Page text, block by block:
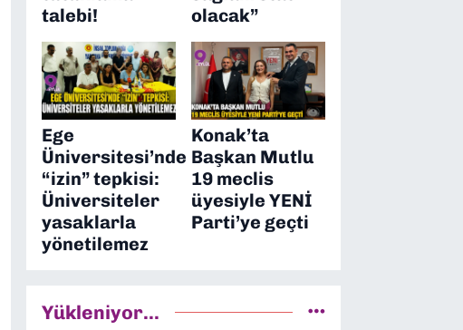
talebi!
olacak”
Ege
Üniversitesi’nde
“izin” tepkisi:
Üniversiteler
yasaklarla
yönetilemez
Konak’ta
Başkan Mutlu
19 meclis
üyesiyle YENİ
Parti’ye geçti
Yükleniyor...